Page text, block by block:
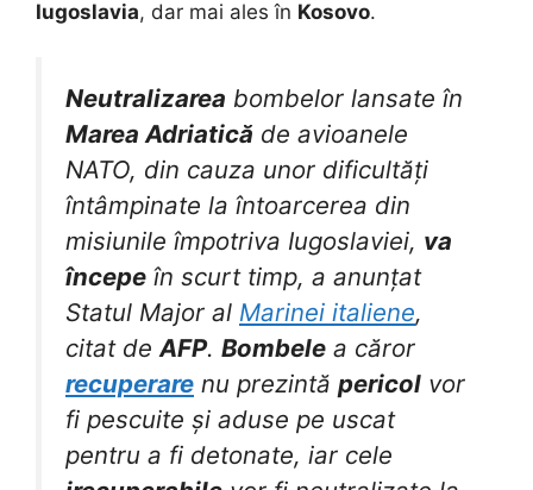
Iugoslavia, dar mai ales în Kosovo.
Neutralizarea bombelor lansate în
Marea Adriatică de avioanele
NATO, din cauza unor dificultăți
întâmpinate la întoarcerea din
misiunile împotriva Iugoslaviei, va
începe în scurt timp, a anunțat
Statul Major al Marinei italiene,
citat deAFP. Bombele a căror
recuperare nu prezintă pericol vor
fi pescuite și aduse pe uscat
pentru a fi detonate, iar cele